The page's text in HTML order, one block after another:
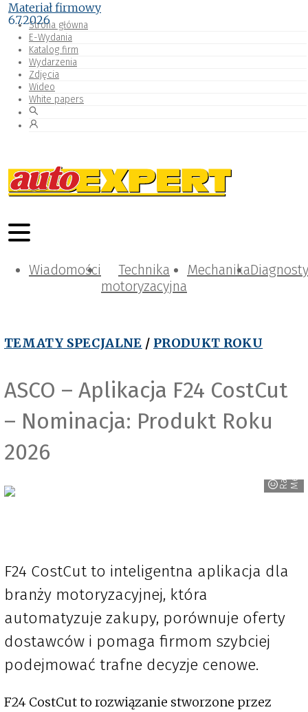
Strona główna
E-Wydania
Katalog firm
Wydarzenia
Zdjęcia
Wideo
White papers
Wiadomości
Technika
motoryzacyjna
Mechanika
TEMATY SPECJALNE / PRODUKT ROKU
ASCO – Aplikacja F24 CostCut
– Nominacja: Produkt Roku
2026
R
a
v
e
n
M
e
d
ia
Materiał firmowy
6.7.2026
F24 CostCut to inteligentna aplikacja dla
branży motoryzacyjnej, która
automatyzuje zakupy, porównuje oferty
dostawców i pomaga firmom szybciej
podejmować trafne decyzje cenowe.
F24 CostCut to rozwiązanie stworzone przez